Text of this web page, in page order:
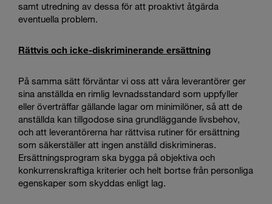
samt utredning av dessa för att proaktivt åtgärda
eventuella problem.
Rättvis och icke-diskriminerande ersättning
På samma sätt förväntar vi oss att våra leverantörer ger
sina anställda en rimlig levnadsstandard som uppfyller
eller överträffar gällande lagar om minimilöner, så att de
anställda kan tillgodose sina grundläggande livsbehov,
och att leverantörerna har rättvisa rutiner för ersättning
som säkerställer att ingen anställd diskrimineras.
Ersättningsprogram ska bygga på objektiva och
konkurrenskraftiga kriterier och helt bortse från personliga
egenskaper som skyddas enligt lag.